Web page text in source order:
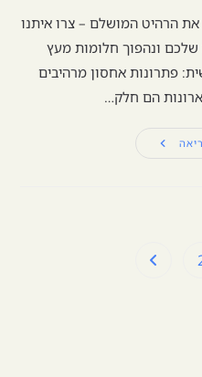
הרהיט המושלם – צרו איתנו
ונהפוך חלומות מעץ
פתרונות אחסון מרהיבים
הם חלק…